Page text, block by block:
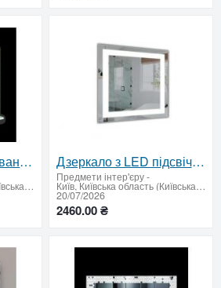
Дзеркало з підсвічуванням дзеркала та полиці 850х850 мм.
Київ, Київська область (Київська область - продати купити)
Дзеркало з LED підсвічуванням 600 х 600 мм
Предмети інтер'єру-
Київ, Київська область (Київська область - продати купити)
20/07/2026
2460.00 ₴